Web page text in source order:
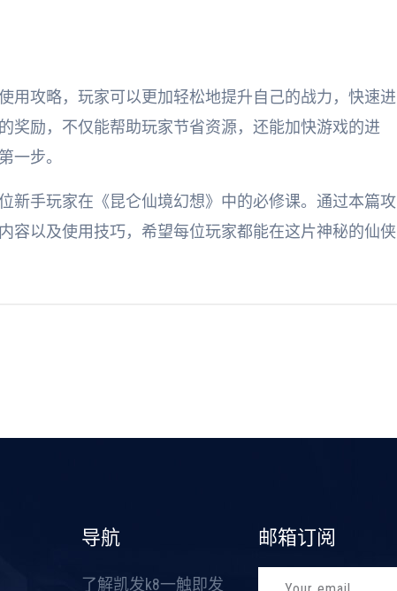
用攻略，玩家可以更加轻松地提升自己的战力，快速进
奖励，不仅能帮助玩家节省资源，还能加快游戏的进
一步。
新手玩家在《昆仑仙境幻想》中的必修课。通过本篇攻
容以及使用技巧，希望每位玩家都能在这片神秘的仙侠
导航
了解凯发k8一触即发
邮箱订阅